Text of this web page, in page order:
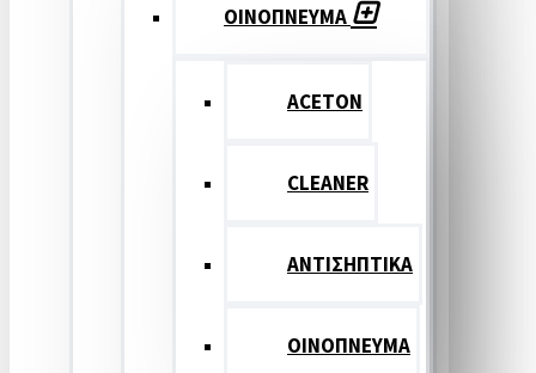
ΟΙΝΟΠΝΕΥΜΑ
ACETON
CLEANER
ΑΝΤΙΣΗΠΤΙΚΑ
ΟΙΝΟΠΝΕΥΜΑ